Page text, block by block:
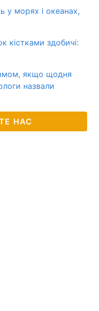
у морях і океанах,
кістками здобичі:
якщо щодня
назвали
НАС